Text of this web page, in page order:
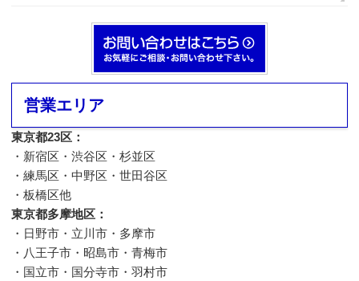
営業エリア
東京都23区：
・新宿区・渋谷区・杉並区
・練馬区・中野区・世田谷区
・板橋区他
東京都多摩地区：
・日野市・立川市・多摩市
・八王子市・昭島市・青梅市
・国立市・国分寺市・羽村市